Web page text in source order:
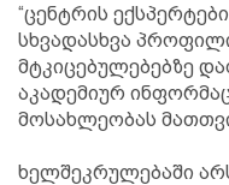
“ცენტრის
სხვადასხვა
მტკიცებულებებზე
აკადემიურ
მოსახლეობას
ხელშეკრულებაში